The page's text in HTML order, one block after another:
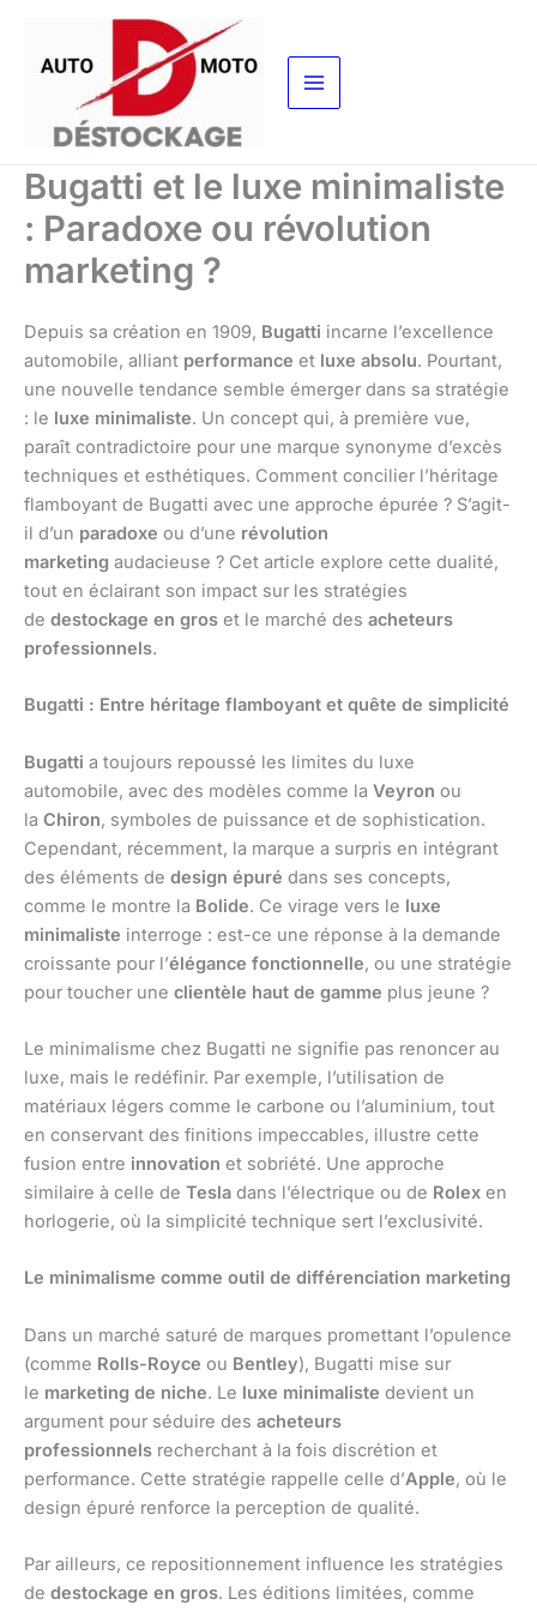
contenu
Bugatti et le luxe minimaliste
: Paradoxe ou révolution
marketing ?
Depuis sa création en 1909, Bugatti incarne l’excellence
automobile, alliant performance et luxe absolu. Pourtant,
une nouvelle tendance semble émerger dans sa stratégie
: le luxe minimaliste. Un concept qui, à première vue,
paraît contradictoire pour une marque synonyme d’excès
techniques et esthétiques. Comment concilier l’héritage
flamboyant de Bugatti avec une approche épurée ? S’agit-
il d’un paradoxe ou d’une révolution
marketing audacieuse ? Cet article explore cette dualité,
tout en éclairant son impact sur les stratégies
de destockage en gros et le marché des acheteurs
professionnels.
Bugatti : Entre héritage flamboyant et quête de simplicité
Bugatti a toujours repoussé les limites du luxe
automobile, avec des modèles comme la Veyron ou
la Chiron, symboles de puissance et de sophistication.
Cependant, récemment, la marque a surpris en intégrant
des éléments de design épuré dans ses concepts,
comme le montre la Bolide. Ce virage vers le luxe
minimaliste interroge : est-ce une réponse à la demande
croissante pour l’élégance fonctionnelle, ou une stratégie
pour toucher une clientèle haut de gamme plus jeune ?
Le minimalisme chez Bugatti ne signifie pas renoncer au
luxe, mais le redéfinir. Par exemple, l’utilisation de
matériaux légers comme le carbone ou l’aluminium, tout
en conservant des finitions impeccables, illustre cette
fusion entre innovation et sobriété. Une approche
similaire à celle de Tesla dans l’électrique ou de Rolex en
horlogerie, où la simplicité technique sert l’exclusivité.
Le minimalisme comme outil de différenciation marketing
Dans un marché saturé de marques promettant l’opulence
(comme Rolls-Royce ou Bentley), Bugatti mise sur
le marketing de niche. Le luxe minimaliste devient un
argument pour séduire des acheteurs
professionnels recherchant à la fois discrétion et
performance. Cette stratégie rappelle celle d’Apple, où le
design épuré renforce la perception de qualité.
Par ailleurs, ce repositionnement influence les stratégies
de destockage en gros. Les éditions limitées, comme